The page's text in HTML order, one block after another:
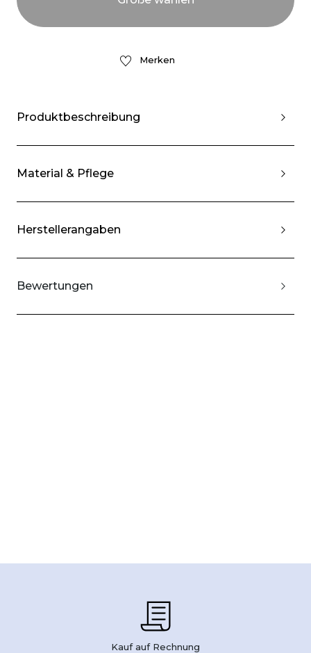
Merken
Produktbeschreibung
Material & Pflege
Herstellerangaben
Bewertungen
Kauf auf Rechnung